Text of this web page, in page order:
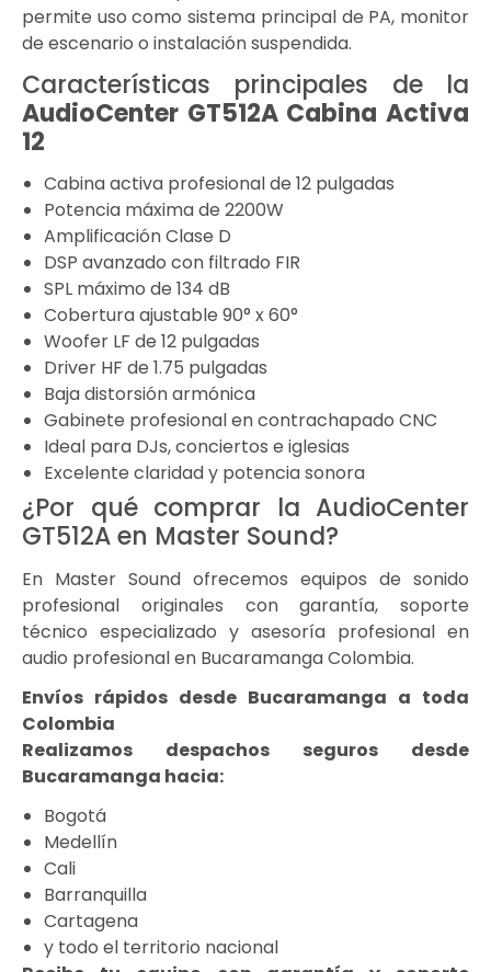
permite uso como sistema principal de PA, monitor
de escenario o instalación suspendida.
Características principales de la
AudioCenter GT512A Cabina Activa
12
Cabina activa profesional de 12 pulgadas
Potencia máxima de 2200W
Amplificación Clase D
DSP avanzado con filtrado FIR
SPL máximo de 134 dB
Cobertura ajustable 90° x 60°
Woofer LF de 12 pulgadas
Driver HF de 1.75 pulgadas
Baja distorsión armónica
Gabinete profesional en contrachapado CNC
Ideal para DJs, conciertos e iglesias
Excelente claridad y potencia sonora
¿Por qué comprar la AudioCenter
GT512A en Master Sound?
En Master Sound ofrecemos equipos de sonido
profesional originales con garantía, soporte
técnico especializado y asesoría profesional en
audio profesional en Bucaramanga Colombia.
Envíos rápidos desde Bucaramanga a toda
Colombia
Realizamos despachos seguros desde
Bucaramanga hacia:
Bogotá
Medellín
Cali
Barranquilla
Cartagena
y todo el territorio nacional